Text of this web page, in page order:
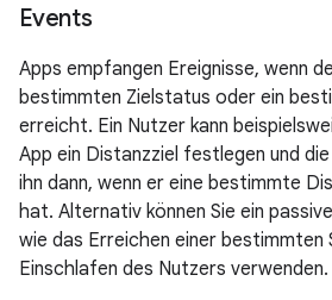
Events
Apps empfangen Ereignisse, wenn
bestimmten Zielstatus oder ein
erreicht. Ein Nutzer kann
App ein Distanzziel festlegen und
ihn dann, wenn er eine bestimmte
hat. Alternativ können Sie ein
wie das Erreichen einer bestimmten
Einschlafen des Nutzers verwenden.